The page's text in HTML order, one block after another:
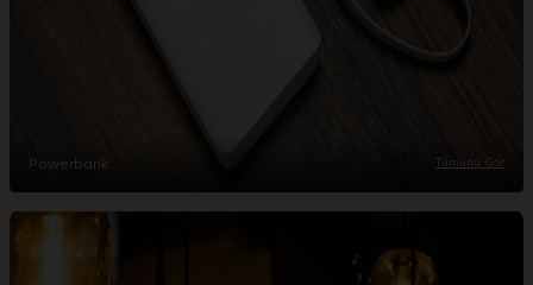
Powerbank Tümünü Gör